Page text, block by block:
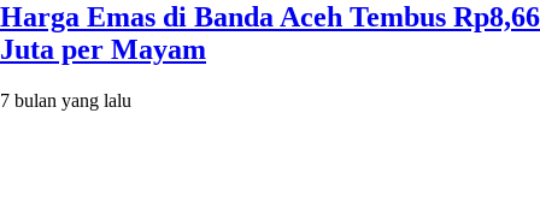
Harga Emas di Banda Aceh Tembus Rp8,66
Juta per Mayam
7 bulan yang lalu